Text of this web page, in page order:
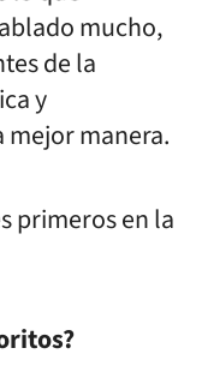
mucho,
de la
y
mejor manera.